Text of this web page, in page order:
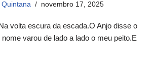
Quintana novembro 17, 2025
volta escura da escada.O Anjo disse o
varou de lado a lado o meu peito.E